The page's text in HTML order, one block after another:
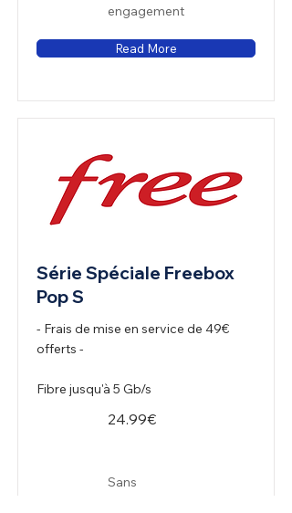
engagement
Read More
Série Spéciale Freebox
Pop S
- Frais de mise en service de 49€
offerts -
Fibre jusqu'à 5 Gb/s
24.99€
Sans